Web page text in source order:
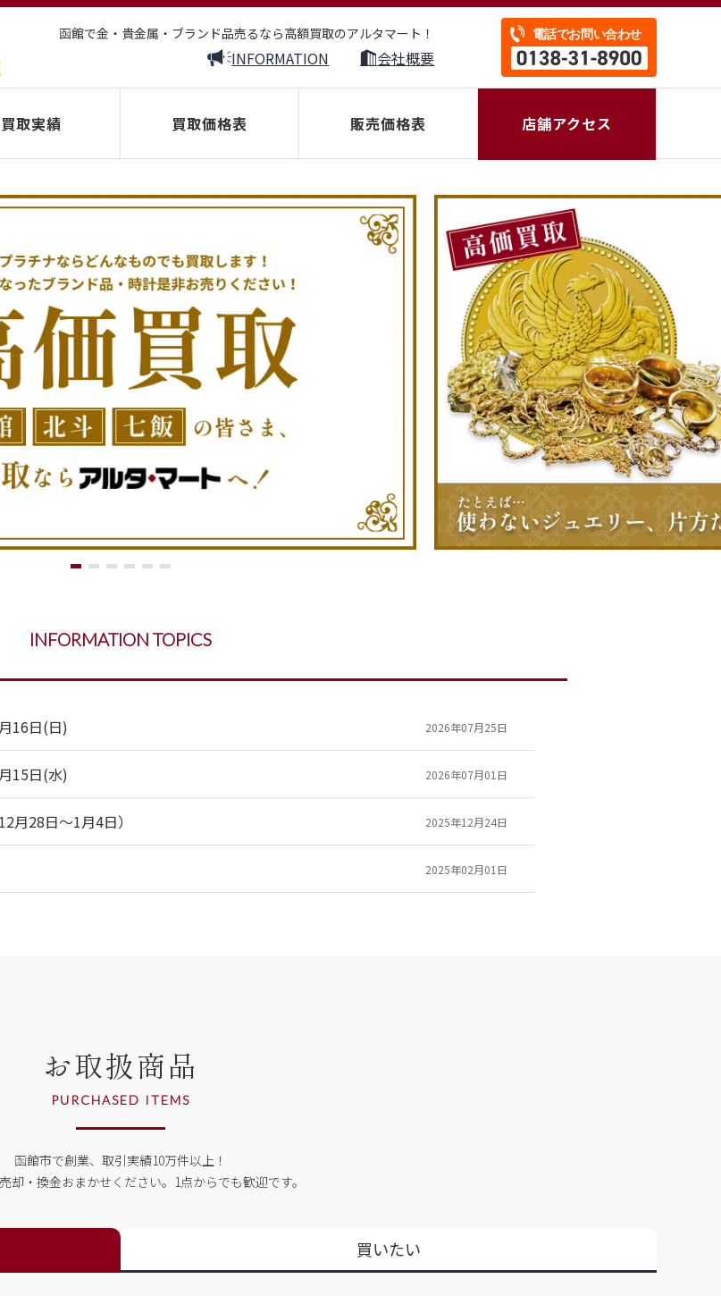
函館で金・貴金属・ブランド品売るなら高額買取のアルタマート！
INFORMATION 会社概要
買取実績 買取価格表 販売価格表 店舗アクセス
INFORMATION TOPICS
16日(日) 2026年07月25日
15日(水) 2026年07月01日
月28日～1月4日） 2025年12月24日
2025年02月01日
お取扱商品
PURCHASED ITEMS
函館市で創業、取引実績10万件以上！
却・換金おまかせください。 1点からでも歓迎です。
買いたい